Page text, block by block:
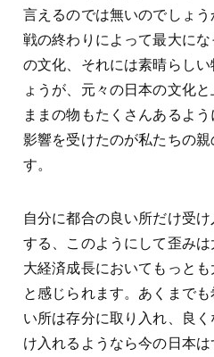
言えるのでは無いのでしょ
戦の終わりによって最大に
の文化、それには素晴らし
ょうが、元々の日本の文化
ままの物もたくさんあるよ
影響を受けたのが私たちの
す。
自分に都合の良い所だけ受
する、このようにして歪み
大経済成長においてもっと
と感じられます。あくまで
い所は存分に取り入れ、良
け入れるようなら今の日本